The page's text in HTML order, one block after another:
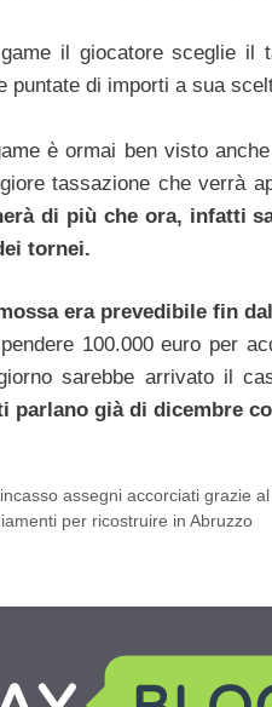
il giocatore sceglie il
puntate di importi a sua
è ormai ben visto
tassazione che verrà
di più che ora, infatti
tornei.
era prevedibile fin
100.000 euro per
sarebbe arrivato il
parlano già di dicembre
assegni accorciati grazie
per ricostruire in Abruzzo